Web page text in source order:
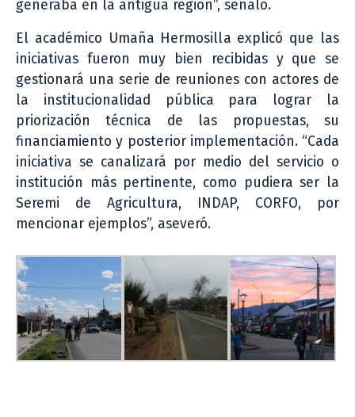
generaba en la antigua región”, señaló.
El académico Umaña Hermosilla explicó que las
iniciativas fueron muy bien recibidas y que se
gestionará una serie de reuniones con actores de
la institucionalidad pública para lograr la
priorización técnica de las propuestas, su
financiamiento y posterior implementación. “Cada
iniciativa se canalizará por medio del servicio o
institución más pertinente, como pudiera ser la
Seremi de Agricultura, INDAP, CORFO, por
mencionar ejemplos”, aseveró.